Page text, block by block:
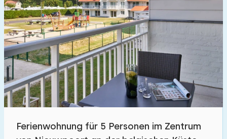
Ferienwohnung für 5 Personen im Zentrum